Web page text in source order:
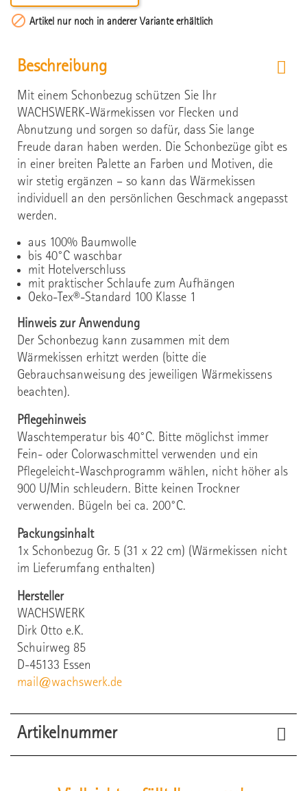
 Artikel nur noch in anderer Variante erhältlich
Beschreibung
Mit einem Schonbezug schützen Sie Ihr
WACHSWERK-Wärmekissen vor Flecken und
Abnutzung und sorgen so dafür, dass Sie lange
Freude daran haben werden. Die Schonbezüge gibt es
in einer breiten Palette an Farben und Motiven, die
wir stetig ergänzen – so kann das Wärmekissen
individuell an den persönlichen Geschmack angepasst
werden.
aus 100% Baumwolle
bis 40°C waschbar
mit Hotelverschluss
mit praktischer Schlaufe zum Aufhängen
Oeko-Tex®-Standard 100 Klasse 1
Hinweis zur Anwendung
Der Schonbezug kann zusammen mit dem
Wärmekissen erhitzt werden (bitte die
Gebrauchsanweisung des jeweiligen Wärmekissens
beachten).
Pflegehinweis
Waschtemperatur bis 40°C. Bitte möglichst immer
Fein- oder Colorwaschmittel verwenden und ein
Pflegeleicht-Waschprogramm wählen, nicht höher als
900 U/Min schleudern. Bitte keinen Trockner
verwenden. Bügeln bei ca. 200°C.
Packungsinhalt
1x Schonbezug Gr. 5 (31 x 22 cm) (Wärmekissen nicht
im Lieferumfang enthalten)
Hersteller
WACHSWERK
Dirk Otto e.K.
Schuirweg 85
D-45133 Essen
mail@wachswerk.de
Artikelnummer